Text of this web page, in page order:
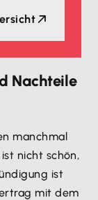
Nachteile
manchmal
nicht schön,
ist
mit dem